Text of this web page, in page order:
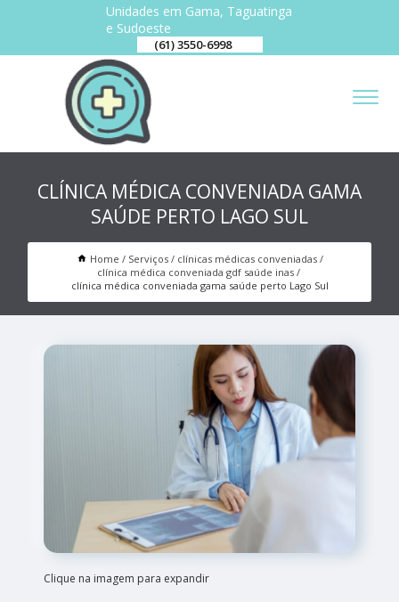
Unidades em Gama, Taguatinga
e Sudoeste
(61) 3550-6998
CLÍNICA MÉDICA CONVENIADA GAMA
SAÚDE PERTO LAGO SUL
Home Serviços
clínicas médicas conveniadas
clínica médica conveniada gdf saúde inas
clínica médica conveniada gama saúde perto Lago Sul
Clique na imagem para expandir